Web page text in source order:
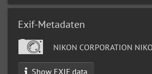
Exif-Metadaten
NIKON CORPORATION
Show EXIF data